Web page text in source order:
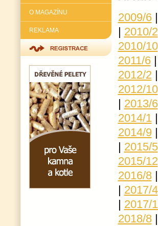
O MAGAZÍNU
REKLAMA
2009/6|
| 2010/2
2010/10
2011/6|
2012/2|
2012/10
| 2013/6
2014/1|
2014/9|
| 2015/5
2015/12
2016/8|
| 2017/4
| 2017/
2018/8|